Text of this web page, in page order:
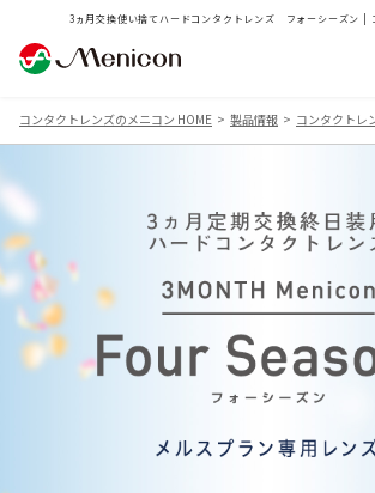
3ヵ月交換使い捨てハードコンタクトレンズ フォーシーズン |
コンタクトレンズのメニコン HOME 製品情報 コンタクトレ